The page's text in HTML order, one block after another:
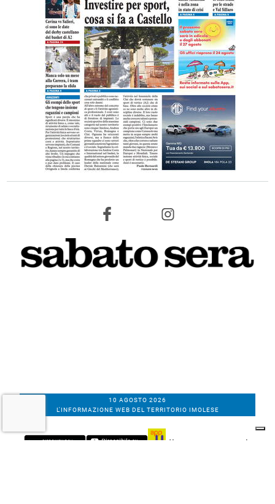
10 AGOSTO 2026
L'INFORMAZIONE WEB DEL TERRITORIO IMOLESE
Il nostro network